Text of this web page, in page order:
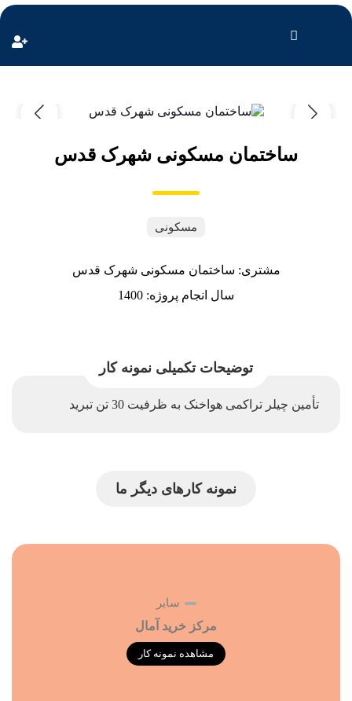
ساختمان مسکونی شهرک قدس
مسکونی
مشتری: ساختمان مسکونی شهرک قدس
سال انجام پروژه: 1400
توضیحات تکمیلی نمونه کار
تأمین چیلر تراکمی هواخنک به ظرفیت 30 تن تبرید
نمونه کارهای دیگر ما
سایر
مرکز خرید آمال
مشاهده نمونه کار